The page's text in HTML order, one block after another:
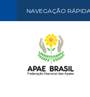
NAVEGAÇÃO RÁPIDA